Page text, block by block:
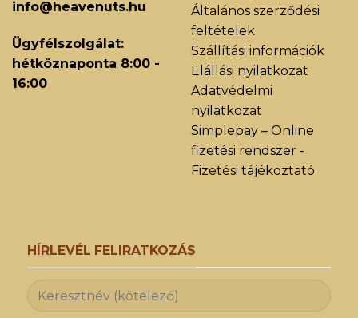
info@heavenuts.hu
Ügyfélszolgálat:
hétköznaponta 8:00 -
16:00
Általános szerződési
feltételek
Szállítási információk
Elállási nyilatkozat
Adatvédelmi
nyilatkozat
Simplepay – Online
fizetési rendszer -
Fizetési tájékoztató
HÍRLEVÉL FELIRATKOZÁS